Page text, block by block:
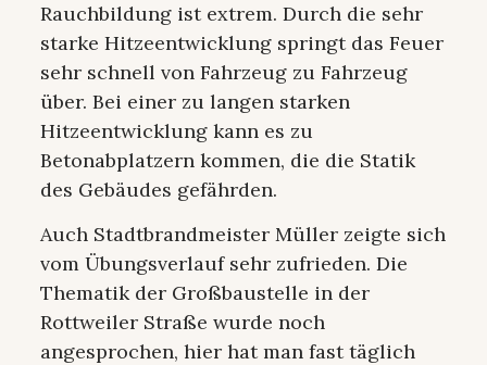
Rauchbildung ist extrem. Durch die sehr
starke Hitzeentwicklung springt das Feuer
sehr schnell von Fahrzeug zu Fahrzeug
über. Bei einer zu langen starken
Hitzeentwicklung kann es zu
Betonabplatzern kommen, die die Statik
des Gebäudes gefährden.
Auch Stadtbrandmeister Müller zeigte sich
vom Übungsverlauf sehr zufrieden. Die
Thematik der Großbaustelle in der
Rottweiler Straße wurde noch
angesprochen, hier hat man fast täglich